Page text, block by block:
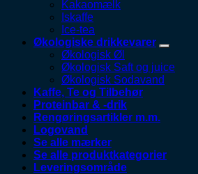
Kakaomælk
Iskaffe
Ice-tea
Økologiske drikkevarer
Økologisk Øl
Økologisk Saft og juice
Økologisk Sodavand
Kaffe, Te og Tilbehør
Proteinbar & -drik
Rengøringsartikler m.m.
Logovand
Se alle mærker
Se alle produktkategorier
Leveringsområde